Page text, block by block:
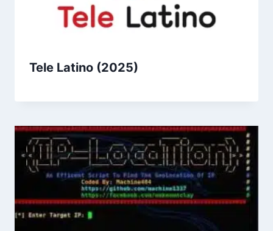
Tele Latino (2025)